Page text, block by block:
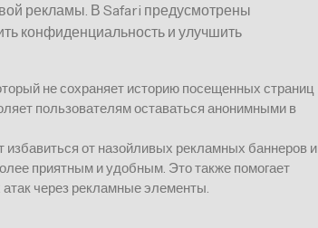
рекламы. В Safari предусмотрены
конфиденциальность и улучшить
не сохраняет историю посещенных страниц
пользователям оставаться анонимными в
от назойливых рекламных баннеров и
приятным и удобным. Это также помогает
атак через рекламные элементы.